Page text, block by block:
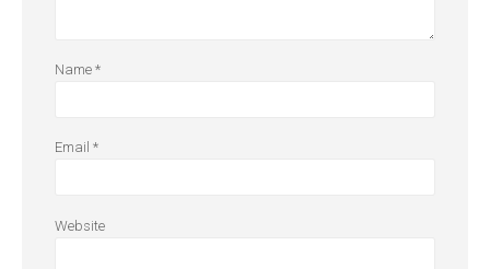
Name *
Email *
Website